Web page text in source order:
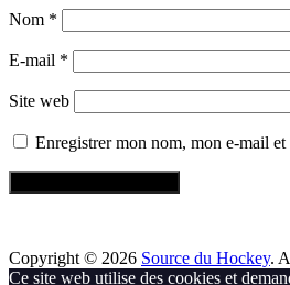
Nom *
E-mail *
Site web
Enregistrer mon nom, mon e-mail
Copyright © 2026 Source du Hockey.
Ce site web utilise des cookies et